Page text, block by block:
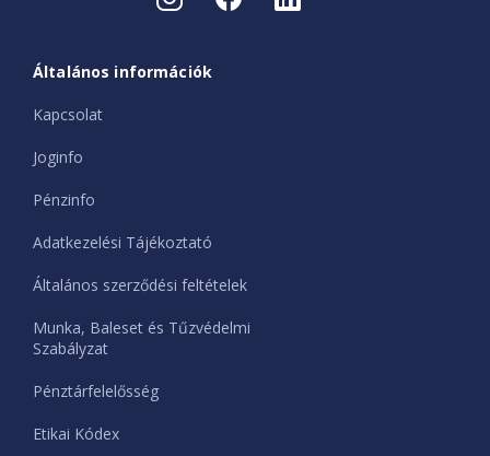
Általános információk
Kapcsolat
Joginfo
Pénzinfo
Adatkezelési Tájékoztató
Általános szerződési feltételek
Munka, Baleset és Tűzvédelmi
Szabályzat
Pénztárfelelősség
Etikai Kódex